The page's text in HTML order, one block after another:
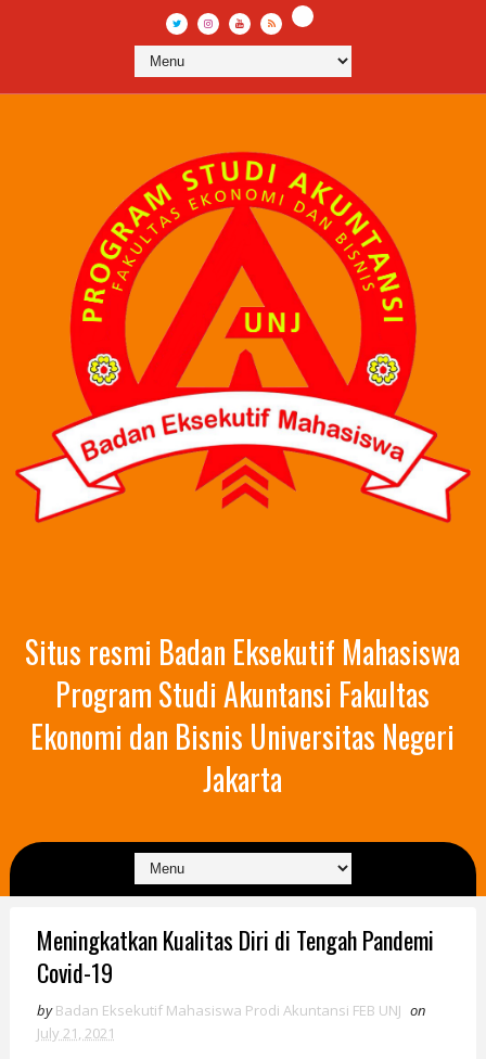
Situs resmi Badan Eksekutif Mahasiswa
Program Studi Akuntansi Fakultas
Ekonomi dan Bisnis Universitas Negeri
Jakarta
Meningkatkan Kualitas Diri di Tengah Pandemi
Covid-19
by Badan Eksekutif Mahasiswa Prodi Akuntansi FEB UNJ on
July 21, 2021